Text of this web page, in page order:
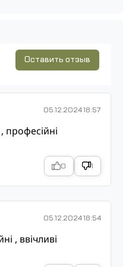
Оставить отзыв
05.12.2024 18:57
професійні
0 1
05.12.2024 18:54
, ввічливі